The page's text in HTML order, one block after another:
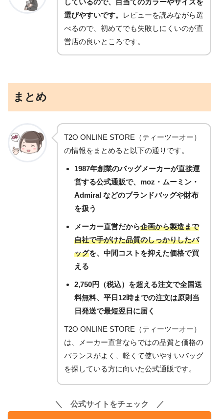
しているので、目当てのカラーやサイズを
選びやすいです。
レビューを読みながら選
べるので、初めてでも失敗しにくいのが直
営店の良いところです。
まとめ
T2O ONLINE STORE（ティーツーオー）
の情報をまとめると以下の通りです。
1987年創業のバッグメーカーが直接運
営する公式通販で、moz・ムーミン・
Admiral などのブランドバッグや財布
を扱う
メーカー直営だから企画から製造まで
自社で手がけた品質のしっかりしたバ
ッグを、中間コストを抑えた価格で買
える
2,750円（税込）を超える注文で全国送
料無料、平日12時までの注文は原則当
日発送で最短翌日に届く
T2O ONLINE STORE（ティーツーオー）
は、メーカー直営ならではの品質と価格の
バランスがよく、軽くて使いやすいバッグ
を探している方に向いた公式通販です。
＼ 公式サイトをチェック ／